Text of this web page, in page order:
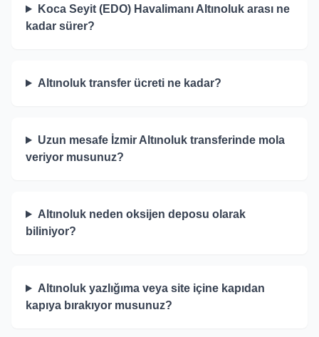
Koca Seyit (EDO) Havalimanı Altınoluk arası ne
kadar sürer?
Altınoluk transfer ücreti ne kadar?
Uzun mesafe İzmir Altınoluk transferinde mola
veriyor musunuz?
Altınoluk neden oksijen deposu olarak
biliniyor?
Altınoluk yazlığıma veya site içine kapıdan
kapıya bırakıyor musunuz?